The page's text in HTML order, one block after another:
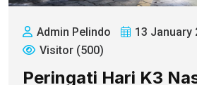
Admin Pelindo
13 January
Visitor (500)
Peringati Hari K3